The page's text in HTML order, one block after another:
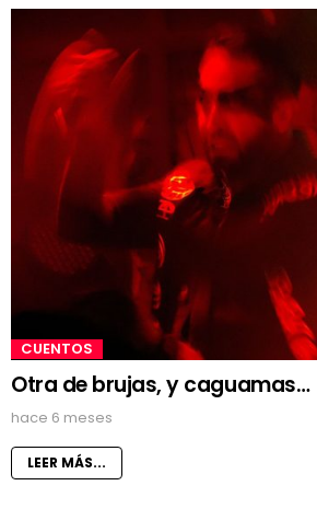
CUENTOS
Otra de brujas, y caguamas…
hace 6 meses
LEER MÁS...